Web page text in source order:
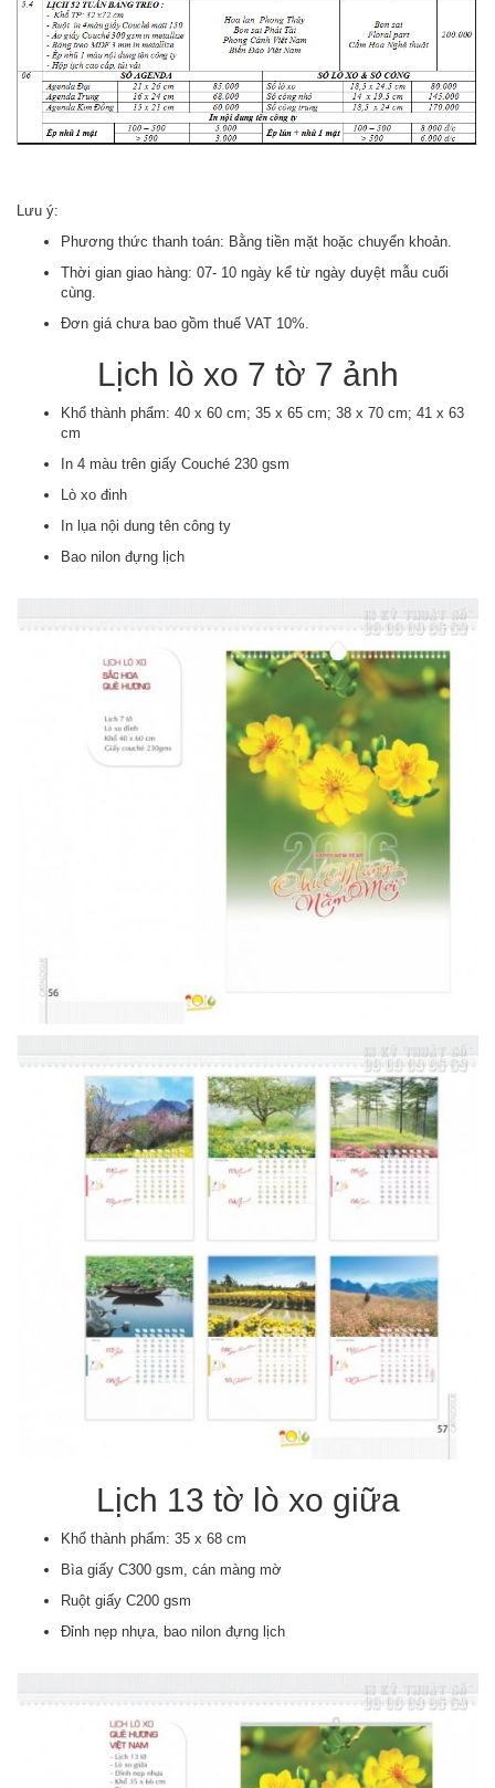
Lưu ý:
Phương thức thanh toán: Bằng tiền mặt hoặc chuyển khoản.
Thời gian giao hàng: 07- 10 ngày kể từ ngày duyệt mẫu cuối
cùng.
Đơn giá chưa bao gồm thuế VAT 10%.
Lịch lò xo 7 tờ 7 ảnh
Khổ thành phẩm: 40 x 60 cm; 35 x 65 cm; 38 x 70 cm; 41 x 63
cm
In 4 màu trên giấy Couché 230 gsm
Lò xo đinh
In lụa nội dung tên công ty
Bao nilon đựng lịch
Lịch 13 tờ lò xo giữa
Khổ thành phẩm: 35 x 68 cm
Bìa giấy C300 gsm, cán màng mờ
Ruột giấy C200 gsm
Đỉnh nẹp nhựa, bao nilon đựng lịch